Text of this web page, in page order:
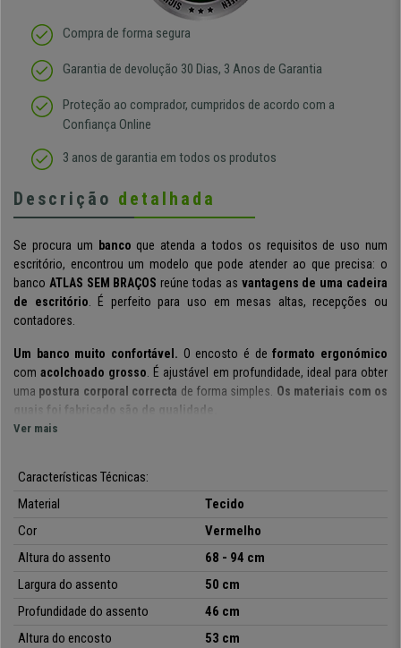
Compra de forma segura
Garantia de devolução 30 Dias, 3 Anos de Garantia
Proteção ao comprador, cumpridos de acordo com a
Confiança Online
3 anos de garantia em todos os produtos
Descrição detalhada
Se procura um banco que atenda a todos os requisitos de uso num
escritório, encontrou um modelo que pode atender ao que precisa: o
banco ATLAS SEM BRAÇOSreúne todas as vantagens de uma cadeira
de escritório . É perfeito para uso em mesas altas, recepções ou
contadores.
Um banco muito confortável. O encosto é de formato ergonómico
comacolchoado grosso . É ajustável em profundidade, ideal para obter
uma postura corporal correcta de forma simples. Os materiais com os
quais foi fabricado são de qualidade.
encosto seja empurrado para trás, mantendo o ângulo fixo ao
assento.Esta funcionalidade permitealiviar a tensão da coluna
A sua base ampla apoio para os pés oferece estabilidade absoluta.
cuidado e manutenção
. É um banco com um bom desempenho,
perfeito para máxima eficiência e conforto no trabalho.
Ver mais
Características Técnicas:
Material
Tecido
Cor
Vermelho
Altura do assento
68 - 94 cm
Largura do assento
50 cm
Profundidade do assento
46 cm
Altura do encosto
53 cm